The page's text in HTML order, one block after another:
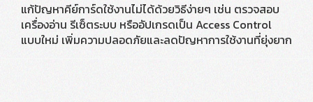
แก้ปัญหาคีย์การ์ดใช้งานไม่ได้ด้วยวิธีง่ายๆ เช่น ตรวจสอบ
เครื่องอ่าน รีเซ็ตระบบ หรืออัปเกรดเป็น Access Control
แบบใหม่ เพิ่มความปลอดภัยและลดปัญหาการใช้งานที่ยุ่งยาก